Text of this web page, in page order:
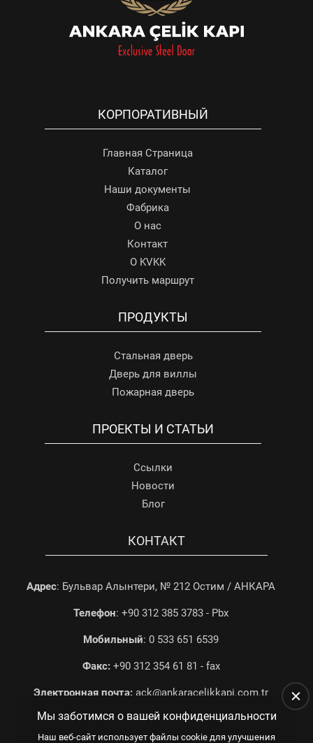
КОРПОРАТИВНЫЙ
Главная Страница
Каталог
Наши документы
Фабрика
О нас
Контакт
О KVKK
Получить маршрут
ПРОДУКТЫ
Стальная дверь
Дверь для виллы
Пожарная дверь
ПРОЕКТЫ И СТАТЬИ
Ссылки
Новости
Блог
КОНТАКТ
Адрес: Бульвар Алынтери, № 212 Остим / АНКАРА
Телефон: +90 312 385 3783 - Pbx
Мобильный: 0 533 651 6539
Факс:+90 312 354 61 81 - fax
Электронная почта: ack@ankaracelikkapi.com.tr
Мы заботимся о вашей конфиденциальности
Наш веб-сайт использует файлы cookie для улучшения